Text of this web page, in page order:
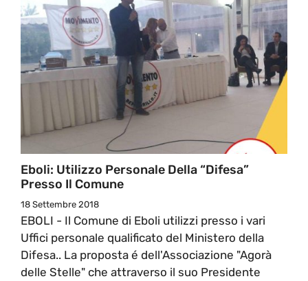
Eboli: Utilizzo Personale Della “Difesa”
Presso Il Comune
18 Settembre 2018
EBOLI - Il Comune di Eboli utilizzi presso i vari
Uffici personale qualificato del Ministero della
Difesa.. La proposta é dell'Associazione "Agorà
delle Stelle" che attraverso il suo Presidente